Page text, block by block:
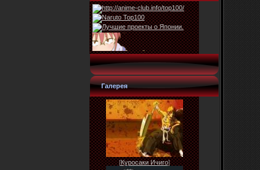
Галерея
[Куросаки Ичиго]